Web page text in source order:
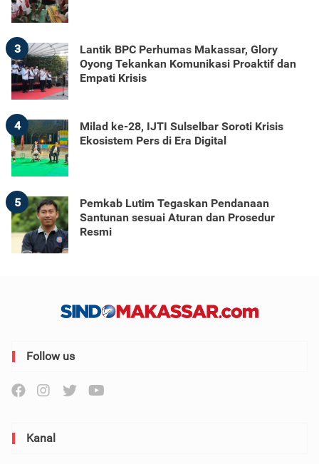
3
Lantik BPC Perhumas Makassar, Glory
Oyong Tekankan Komunikasi Proaktif dan
Empati Krisis
4
Milad ke-28, IJTI Sulselbar Soroti Krisis
Ekosistem Pers di Era Digital
5
Pemkab Lutim Tegaskan Pendanaan
Santunan sesuai Aturan dan Prosedur
Resmi
Follow us
Kanal